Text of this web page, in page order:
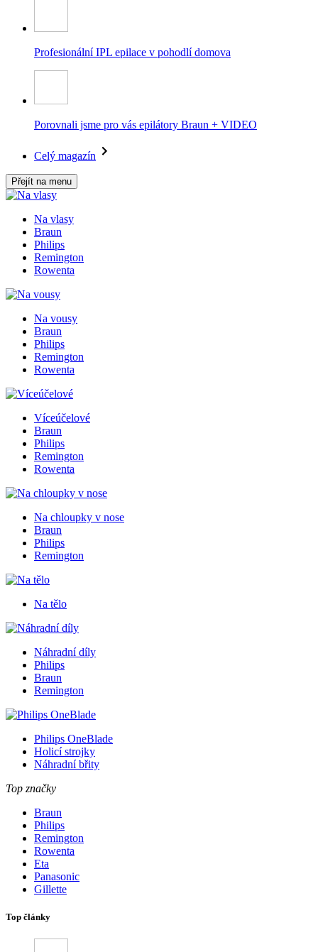
Profesionální IPL epilace v pohodlí domova
Porovnali jsme pro vás epilátory Braun + VIDEO
Celý magazín
Přejít na menu
Na vlasy
Braun
Philips
Remington
Rowenta
Na vousy
Braun
Philips
Remington
Rowenta
Víceúčelové
Braun
Philips
Remington
Rowenta
Na chloupky v nose
Braun
Philips
Remington
Na tělo
Náhradní díly
Philips
Braun
Remington
Philips OneBlade
Holicí strojky
Náhradní břity
Top značky
Braun
Philips
Remington
Rowenta
Eta
Panasonic
Gillette
Top články